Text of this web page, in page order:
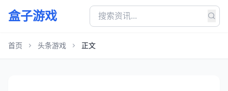
盒子游戏
首页 头条游戏 正文